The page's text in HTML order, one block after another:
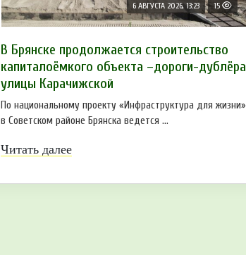
6 АВГУСТА 2026, 13:23 15
В Брянске продолжается строительство
капиталоёмкого объекта –дороги-дублёра
улицы Карачижской
По национальному проекту «Инфраструктура для жизни»
в Советском районе Брянска ведется ...
Читать далее